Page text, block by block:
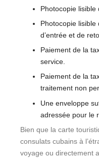
Photocopie lisible
Photocopie lisible
d’entrée et de
Paiement de la
service.
Paiement de la
traitement non
Une enveloppe
adressée pour le
Bien que la carte
consulats cubains à
voyage ou directement